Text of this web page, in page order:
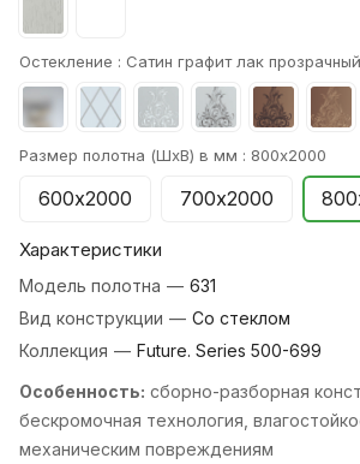
Остекление : Сатин графит лак прозрачный
Размер полотна (ШхВ) в мм : 800х2000
600х2000 700х2000
Характеристики
Модель полотна — 631
Вид конструкции — Со стеклом
Коллекция — Future. Series 500-699
Особенность: cборно-разборная
бескромочная технология,
механическим повреждениям